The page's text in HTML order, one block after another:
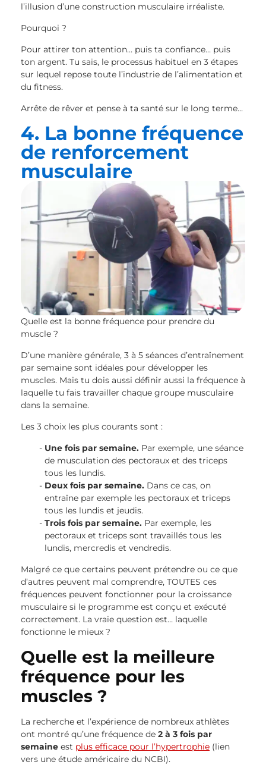
l’illusion d’une construction musculaire irréaliste.
Pourquoi ?
Pour attirer ton attention… puis ta confiance… puis
ton argent. Tu sais, le processus habituel en 3 étapes
sur lequel repose toute l’industrie de l’alimentation et
du fitness.
Arrête de rêver et pense à ta santé sur le long terme…
4. La bonne fréquence
de renforcement
musculaire
Quelle est la bonne fréquence pour prendre du
muscle ?
D’une manière générale, 3 à 5 séances d’entraînement
par semaine sont idéales pour développer les
muscles. Mais tu dois aussi définir aussi la fréquence à
laquelle tu fais travailler chaque groupe musculaire
dans la semaine.
Les 3 choix les plus courants sont :
Une fois par semaine. Par exemple, une séance
de musculation des pectoraux et des triceps
tous les lundis.
Deux fois par semaine. Dans ce cas, on
entraîne par exemple les pectoraux et triceps
tous les lundis et jeudis.
Trois fois par semaine. Par exemple, les
pectoraux et triceps sont travaillés tous les
lundis, mercredis et vendredis.
Malgré ce que certains peuvent prétendre ou ce que
d’autres peuvent mal comprendre, TOUTES ces
fréquences peuvent fonctionner pour la croissance
musculaire si le programme est conçu et exécuté
correctement. La vraie question est… laquelle
fonctionne le mieux ?
Quelle est la meilleure
fréquence pour les
muscles ?
La recherche et l’expérience de nombreux athlètes
ont montré qu’une fréquence de 2 à 3 fois par
semaine est plus efficace pour l’hypertrophie (lien
vers une étude américaire du NCBI).